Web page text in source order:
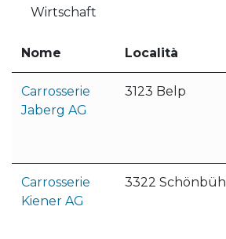
Wirtschaft
Nome Località
Carrosserie
Jaberg AG
3123 Belp
Carrosserie
Kiener AG
3322 Schönbühl